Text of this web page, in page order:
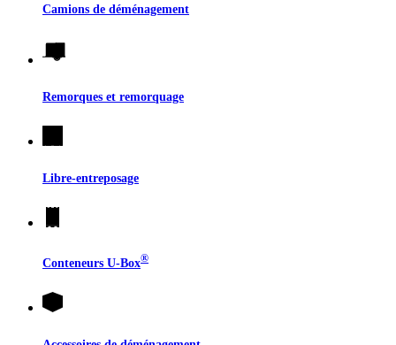
Camions de déménagement
Remorques et remorquage
Libre-entreposage
Conteneurs U-Box®